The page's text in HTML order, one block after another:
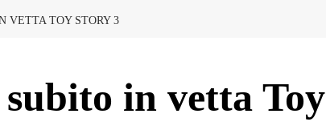
VETTA TOY STORY 3
in vetta Toy